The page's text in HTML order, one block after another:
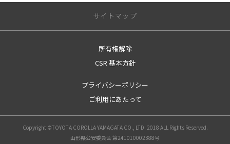
サイトマップ
南一番町店
所有権解除
CSR 基本方針
プライバシーポリシー
ご利用にあたって
Copyright ©TOYOTA COROLLA YAMAGATA CO., LTD. 2018 ALL Rights Reserved.
山形県公安委員会 第241010002388号